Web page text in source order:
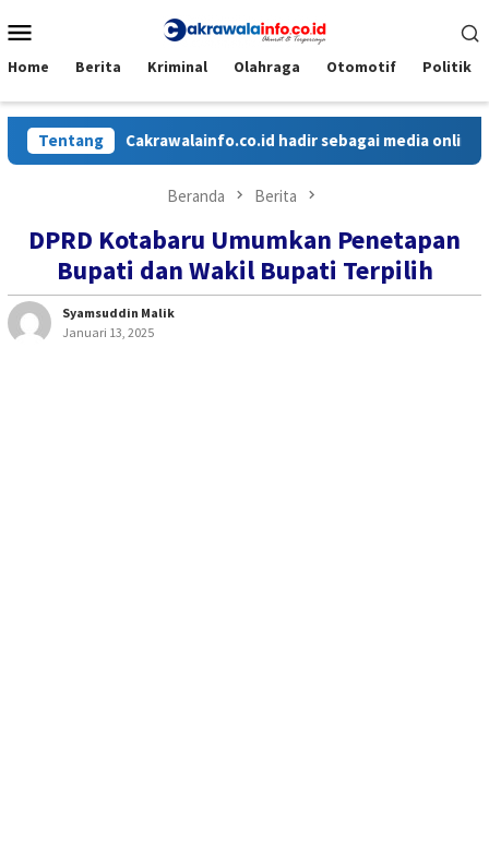
ke
Mobile
Home Berita Kriminal Olahraga Otomotif Politik
TentangCakrawalainfo.co.id hadir sebagai media online yang
Beranda Berita
DPRD Kotabaru Umumkan Penetapan
Bupati dan Wakil Bupati Terpilih
Syamsuddin Malik
Januari 13, 2025